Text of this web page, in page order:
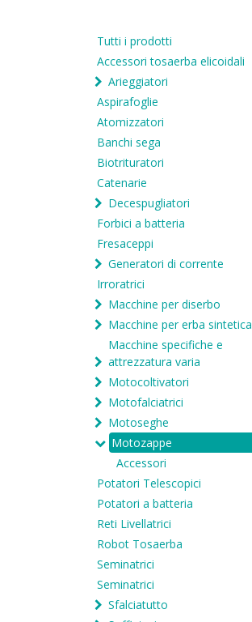
Tutti i prodotti
Accessori tosaerba elicoidali
Arieggiatori
Aspirafoglie
Atomizzatori
Banchi sega
Biotrituratori
Catenarie
Decespugliatori
Forbici a batteria
Fresaceppi
Generatori di corrente
Irroratrici
Macchine per diserbo
Macchine per erba sintetica
Macchine specifiche e
attrezzatura varia
Motocoltivatori
Motofalciatrici
Motoseghe
Motozappe
Accessori
Potatori Telescopici
Potatori a batteria
Reti Livellatrici
Robot Tosaerba
Seminatrici
Seminatrici
Sfalciatutto